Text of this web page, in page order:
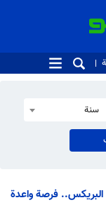
سنة
البريكس.. فرصة واعدة